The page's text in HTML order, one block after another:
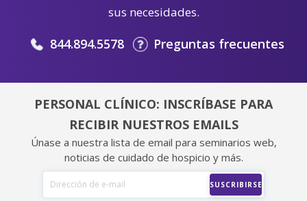
sus necesidades.
844.894.5578 Preguntas frecuentes
PERSONAL CLÍNICO: INSCRÍBASE PARA
RECIBIR NUESTROS EMAILS
Únase a nuestra lista de email para seminarios web,
noticias de cuidado de hospicio y más.